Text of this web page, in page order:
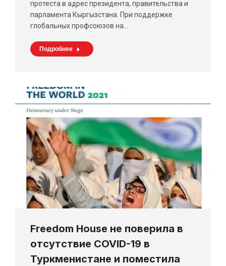
протеста в адрес президента, правительства и
парламента Кыргызстана. При поддержке
глобальных профсоюзов на…
Подробнее
Freedom House не поверила в
отсутствие COVID-19 в
Туркменистане и поместила